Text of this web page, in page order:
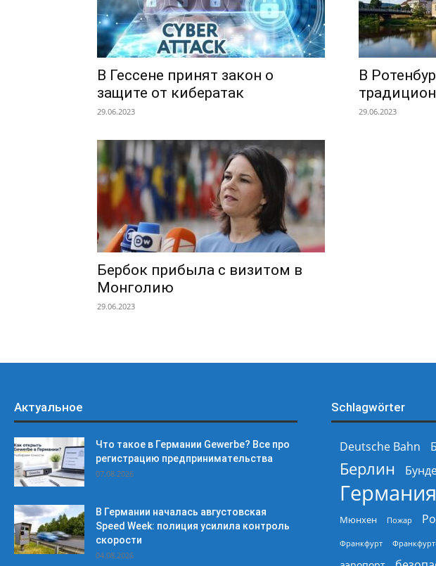
В Гессене принят закон о
защите от кибератак
29.06.2023
В
29.06.2023
Бербок прибыла с визитом в
Монголию
29.06.2023
Актуальное
Что такое в Германии Gewerbe? Все про
регистрацию предпринимательства
07.08.2026
В Германии началась августовская
Speed Week: полиция усилила контроль
скорости
04.08.2026
Schlagwörter
Deutsche Bahn
Берлин
Германия
Мюнхен Пожар
Франкфурт